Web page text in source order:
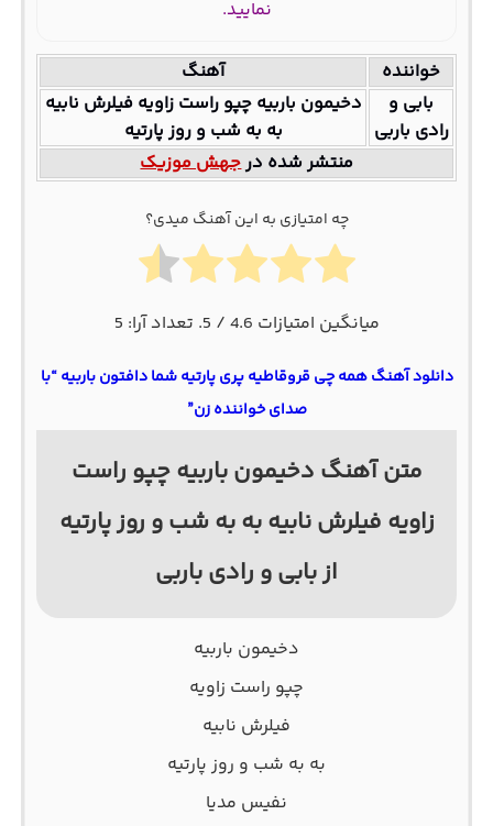
نمایید.
خواننده
آهنگ
بابی و
رادی باربی
دخیمون باربیه چپو راست زاویه فیلرش نابیه
به به شب و روز پارتیه
منتشر شده درجهش موزیک
چه امتیازی به این آهنگ میدی؟
میانگین امتیازات 4.6 / 5. تعداد آرا: 5
دانلود آهنگ همه چی قروقاطیه پری پارتیه شما دافتون باربیه “با
صدای خواننده زن”
متن آهنگ دخیمون باربیه چپو راست
زاویه فیلرش نابیه به به شب و روز پارتیه
از بابی و رادی باربی
دخیمون باربیه
چپو راست زاویه
فیلرش نابیه
به به شب و روز پارتیه
نفیس مدیا